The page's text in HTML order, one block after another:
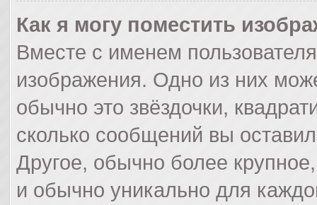
Как я могу поместить
Вместе с именем
изображения. Одно из них
обычно это звёздочки,
сколько сообщений вы
Другое, обычно более
и обычно уникально для